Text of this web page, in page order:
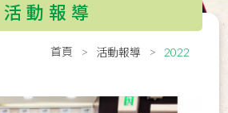
活動報導
首頁 活動報導 2022